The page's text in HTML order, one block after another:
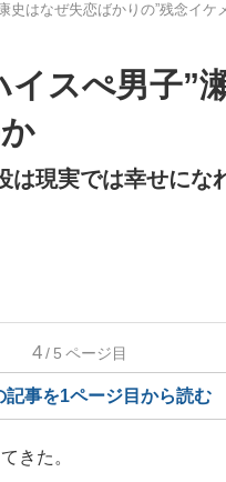
が証言した“NPB聞...
日本代表・森保一監督...
もっ
もっ
史はなぜ失恋ばかりの”残念イケ
イスぺ男子”
現実では幸せにな
4/5 ページ目
記事を1ページ目から読む
きた。